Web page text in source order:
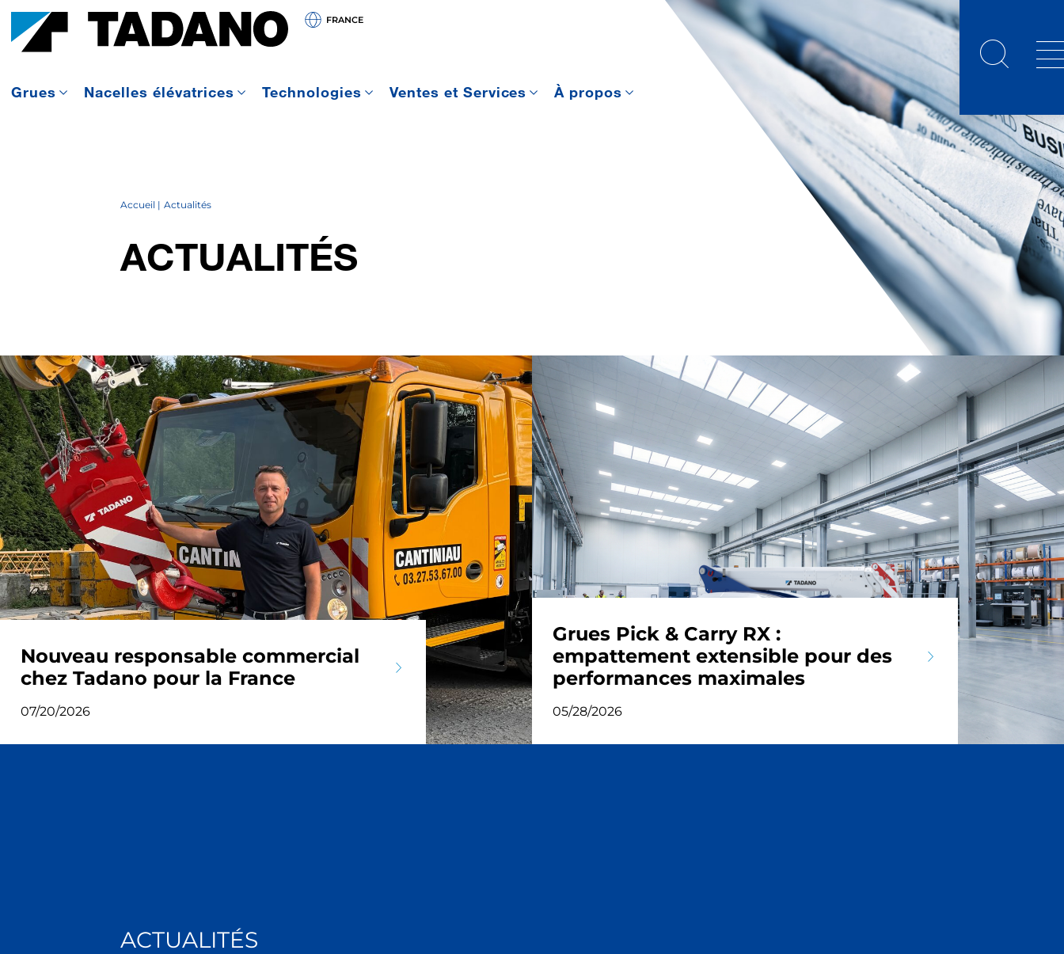
FRANCE
Grues Nacelles élévatrices Technologies Ventes et Services À propos
Accueil Actualités
ACTUALITÉS
Nouveau responsable commercial
chez Tadano pour la France
07/20/2026
Grues Pick & Carry RX :
empattement extensible pour des
performances maximales
05/28/2026
ACTUALITÉS